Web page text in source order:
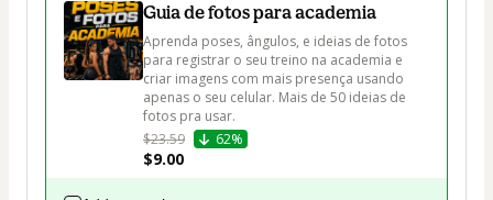
Guia de fotos para academia
Aprenda poses, ângulos, e ideias de fotos
para registrar o seu treino na academia e
criar imagens com mais presença usando
apenas o seu celular. Mais de 50 ideias de
fotos pra usar.
$23.59
62%
$9.00